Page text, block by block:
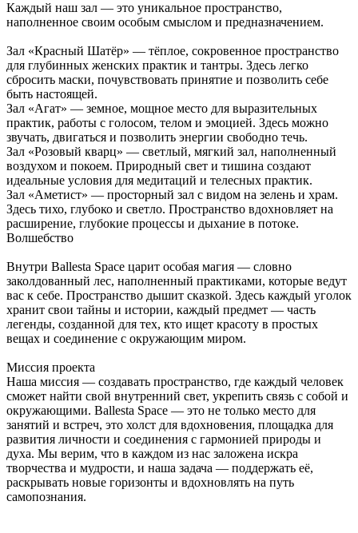
Каждый наш зал — это уникальное пространство,
наполненное своим особым смыслом и предназначением.
Зал «Красный Шатёр» — тёплое, сокровенное пространство
для глубинных женских практик и тантры. Здесь легко
сбросить маски, почувствовать принятие и позволить себе
быть настоящей.
Зал «Агат» — земное, мощное место для выразительных
практик, работы с голосом, телом и эмоцией. Здесь можно
звучать, двигаться и позволить энергии свободно течь.
Зал «Розовый кварц» — светлый, мягкий зал, наполненный
воздухом и покоем. Природный свет и тишина создают
идеальные условия для медитаций и телесных практик.
Зал «Аметист» — просторный зал с видом на зелень и храм.
Здесь тихо, глубоко и светло. Пространство вдохновляет на
расширение, глубокие процессы и дыхание в потоке.
Волшебство
Внутри Ballesta Space царит особая магия — словно
заколдованный лес, наполненный практиками, которые ведут
вас к себе. Пространство дышит сказкой. Здесь каждый уголок
хранит свои тайны и истории, каждый предмет — часть
легенды, созданной для тех, кто ищет красоту в простых
вещах и соединение с окружающим миром.
Миссия проекта
Наша миссия — создавать пространство, где каждый человек
сможет найти свой внутренний свет, укрепить связь с собой и
окружающими. Ballesta Space — это не только место для
занятий и встреч, это холст для вдохновения, площадка для
развития личности и соединения с гармонией природы и
духа. Мы верим, что в каждом из нас заложена искра
творчества и мудрости, и наша задача — поддержать её,
раскрывать новые горизонты и вдохновлять на путь
самопознания.